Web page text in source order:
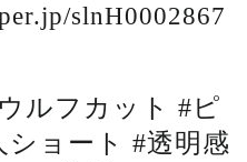
slnH0002867
ルフカット #ピ
ョート #透明感